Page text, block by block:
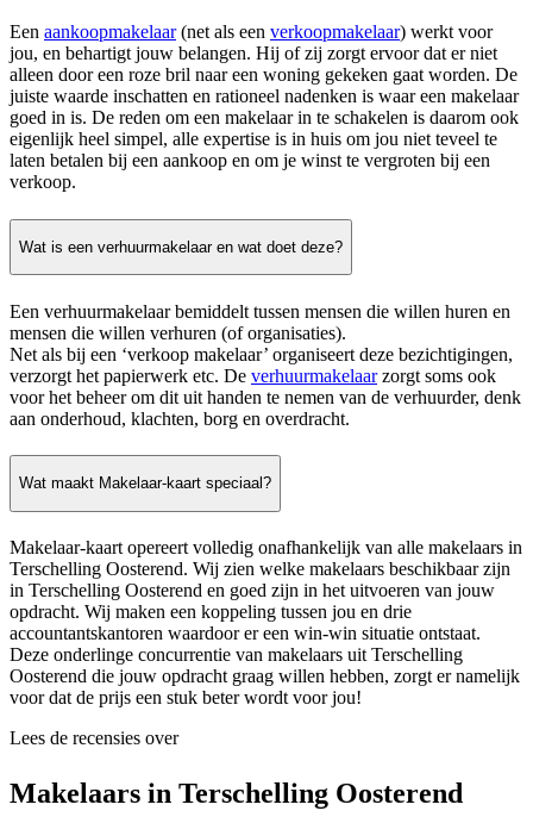
Een aankoopmakelaar(net als een verkoopmakelaar) werkt voor
jou, en behartigt jouw belangen. Hij of zij zorgt ervoor dat er niet
alleen door een roze bril naar een woning gekeken gaat worden. De
juiste waarde inschatten en rationeel nadenken is waar een makelaar
goed in is. De reden om een makelaar in te schakelen is daarom ook
eigenlijk heel simpel, alle expertise is in huis om jou niet teveel te
laten betalen bij een aankoop en om je winst te vergroten bij een
verkoop.
Wat is een verhuurmakelaar en wat doet deze?
Een verhuurmakelaar bemiddelt tussen mensen die willen huren en
mensen die willen verhuren (of organisaties).
Net als bij een ‘verkoop makelaar’ organiseert deze bezichtigingen,
verzorgt het papierwerk etc. De verhuurmakelaarzorgt soms ook
voor het beheer om dit uit handen te nemen van de verhuurder, denk
aan onderhoud, klachten, borg en overdracht.
Wat maakt Makelaar-kaart speciaal?
Makelaar-kaart opereert volledig onafhankelijk van alle makelaars in
Terschelling Oosterend. Wij zien welke makelaars beschikbaar zijn
in Terschelling Oosterend en goed zijn in het uitvoeren van jouw
opdracht. Wij maken een koppeling tussen jou en drie
accountantskantoren waardoor er een win-win situatie ontstaat.
Deze onderlinge concurrentie van makelaars uit Terschelling
Oosterend die jouw opdracht graag willen hebben, zorgt er namelijk
voor dat de prijs een stuk beter wordt voor jou!
Lees de recensies over
Makelaars in Terschelling Oosterend